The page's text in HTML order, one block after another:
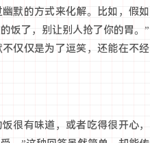
默的方式来化解。比如，假如
饭了，别让别人抢了你的胃。”
仅仅是为了逗笑，还能在不经
很有味道，或者吃得很开心，